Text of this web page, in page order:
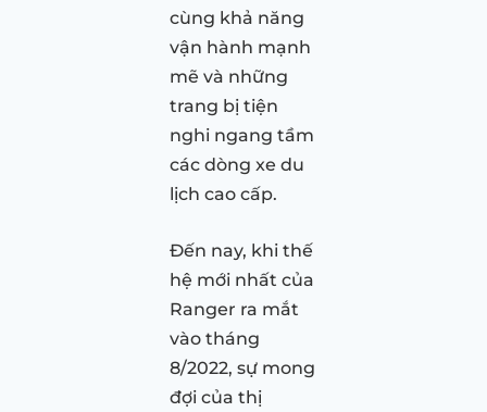
cùng khả năng
vận hành mạnh
mẽ và những
trang bị tiện
nghi ngang tầm
các dòng xe du
lịch cao cấp.
Đến nay, khi thế
hệ mới nhất của
Ranger ra mắt
vào tháng
8/2022, sự mong
đợi của thị